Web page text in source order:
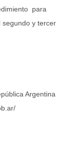
para
segundo y tercer
Argentina